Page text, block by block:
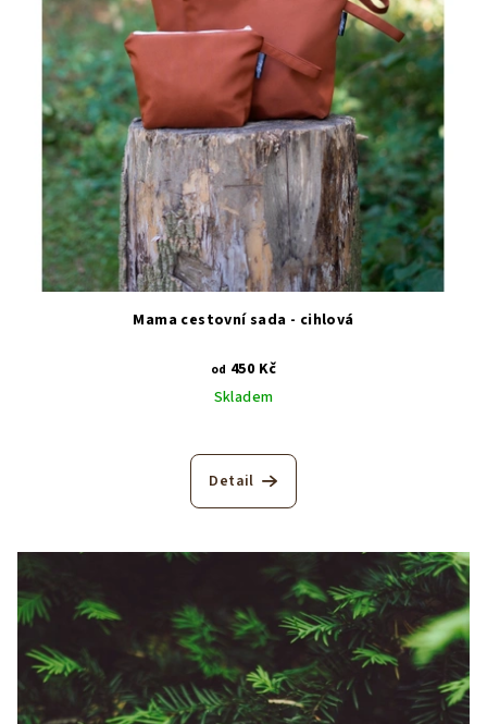
Mama cestovní sada - cihlová
od 450 Kč
Skladem
Detail